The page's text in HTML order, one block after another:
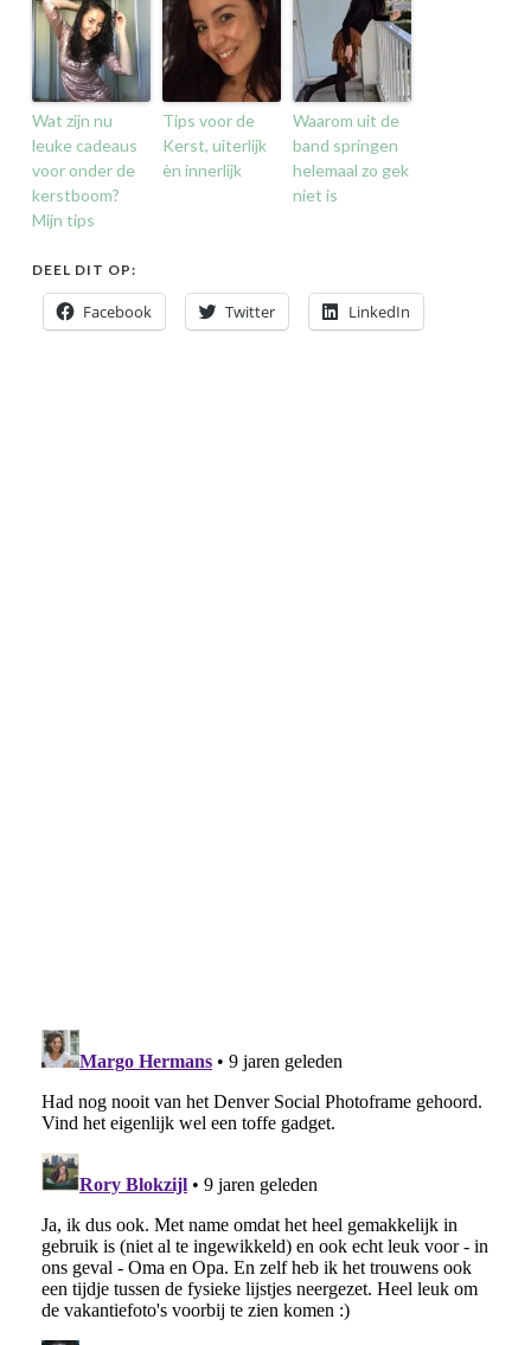
Wat zijn nu
leuke cadeaus
voor onder de
kerstboom?
Mijn tips
Tips voor de
Kerst, uiterlijk
èn innerlijk
Waarom uit de
band springen
helemaal zo gek
niet is
DEEL DIT OP:
Facebook Twitter LinkedIn